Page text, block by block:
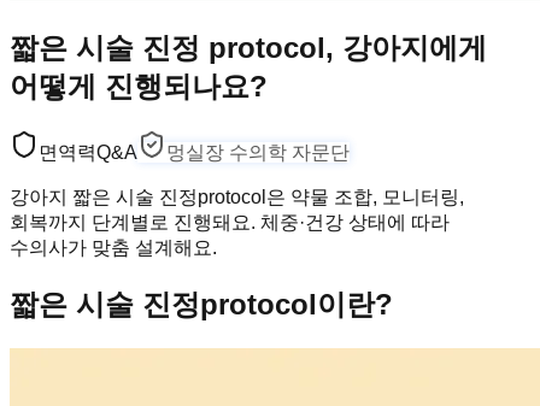
짧은 시술 진정 protocol, 강아지에게
어떻게 진행되나요?
면역력Q&A 멍실장 수의학 자문단
강아지 짧은 시술 진정protocol은 약물 조합, 모니터링,
회복까지 단계별로 진행돼요. 체중·건강 상태에 따라
수의사가 맞춤 설계해요.
짧은 시술 진정protocol이란?